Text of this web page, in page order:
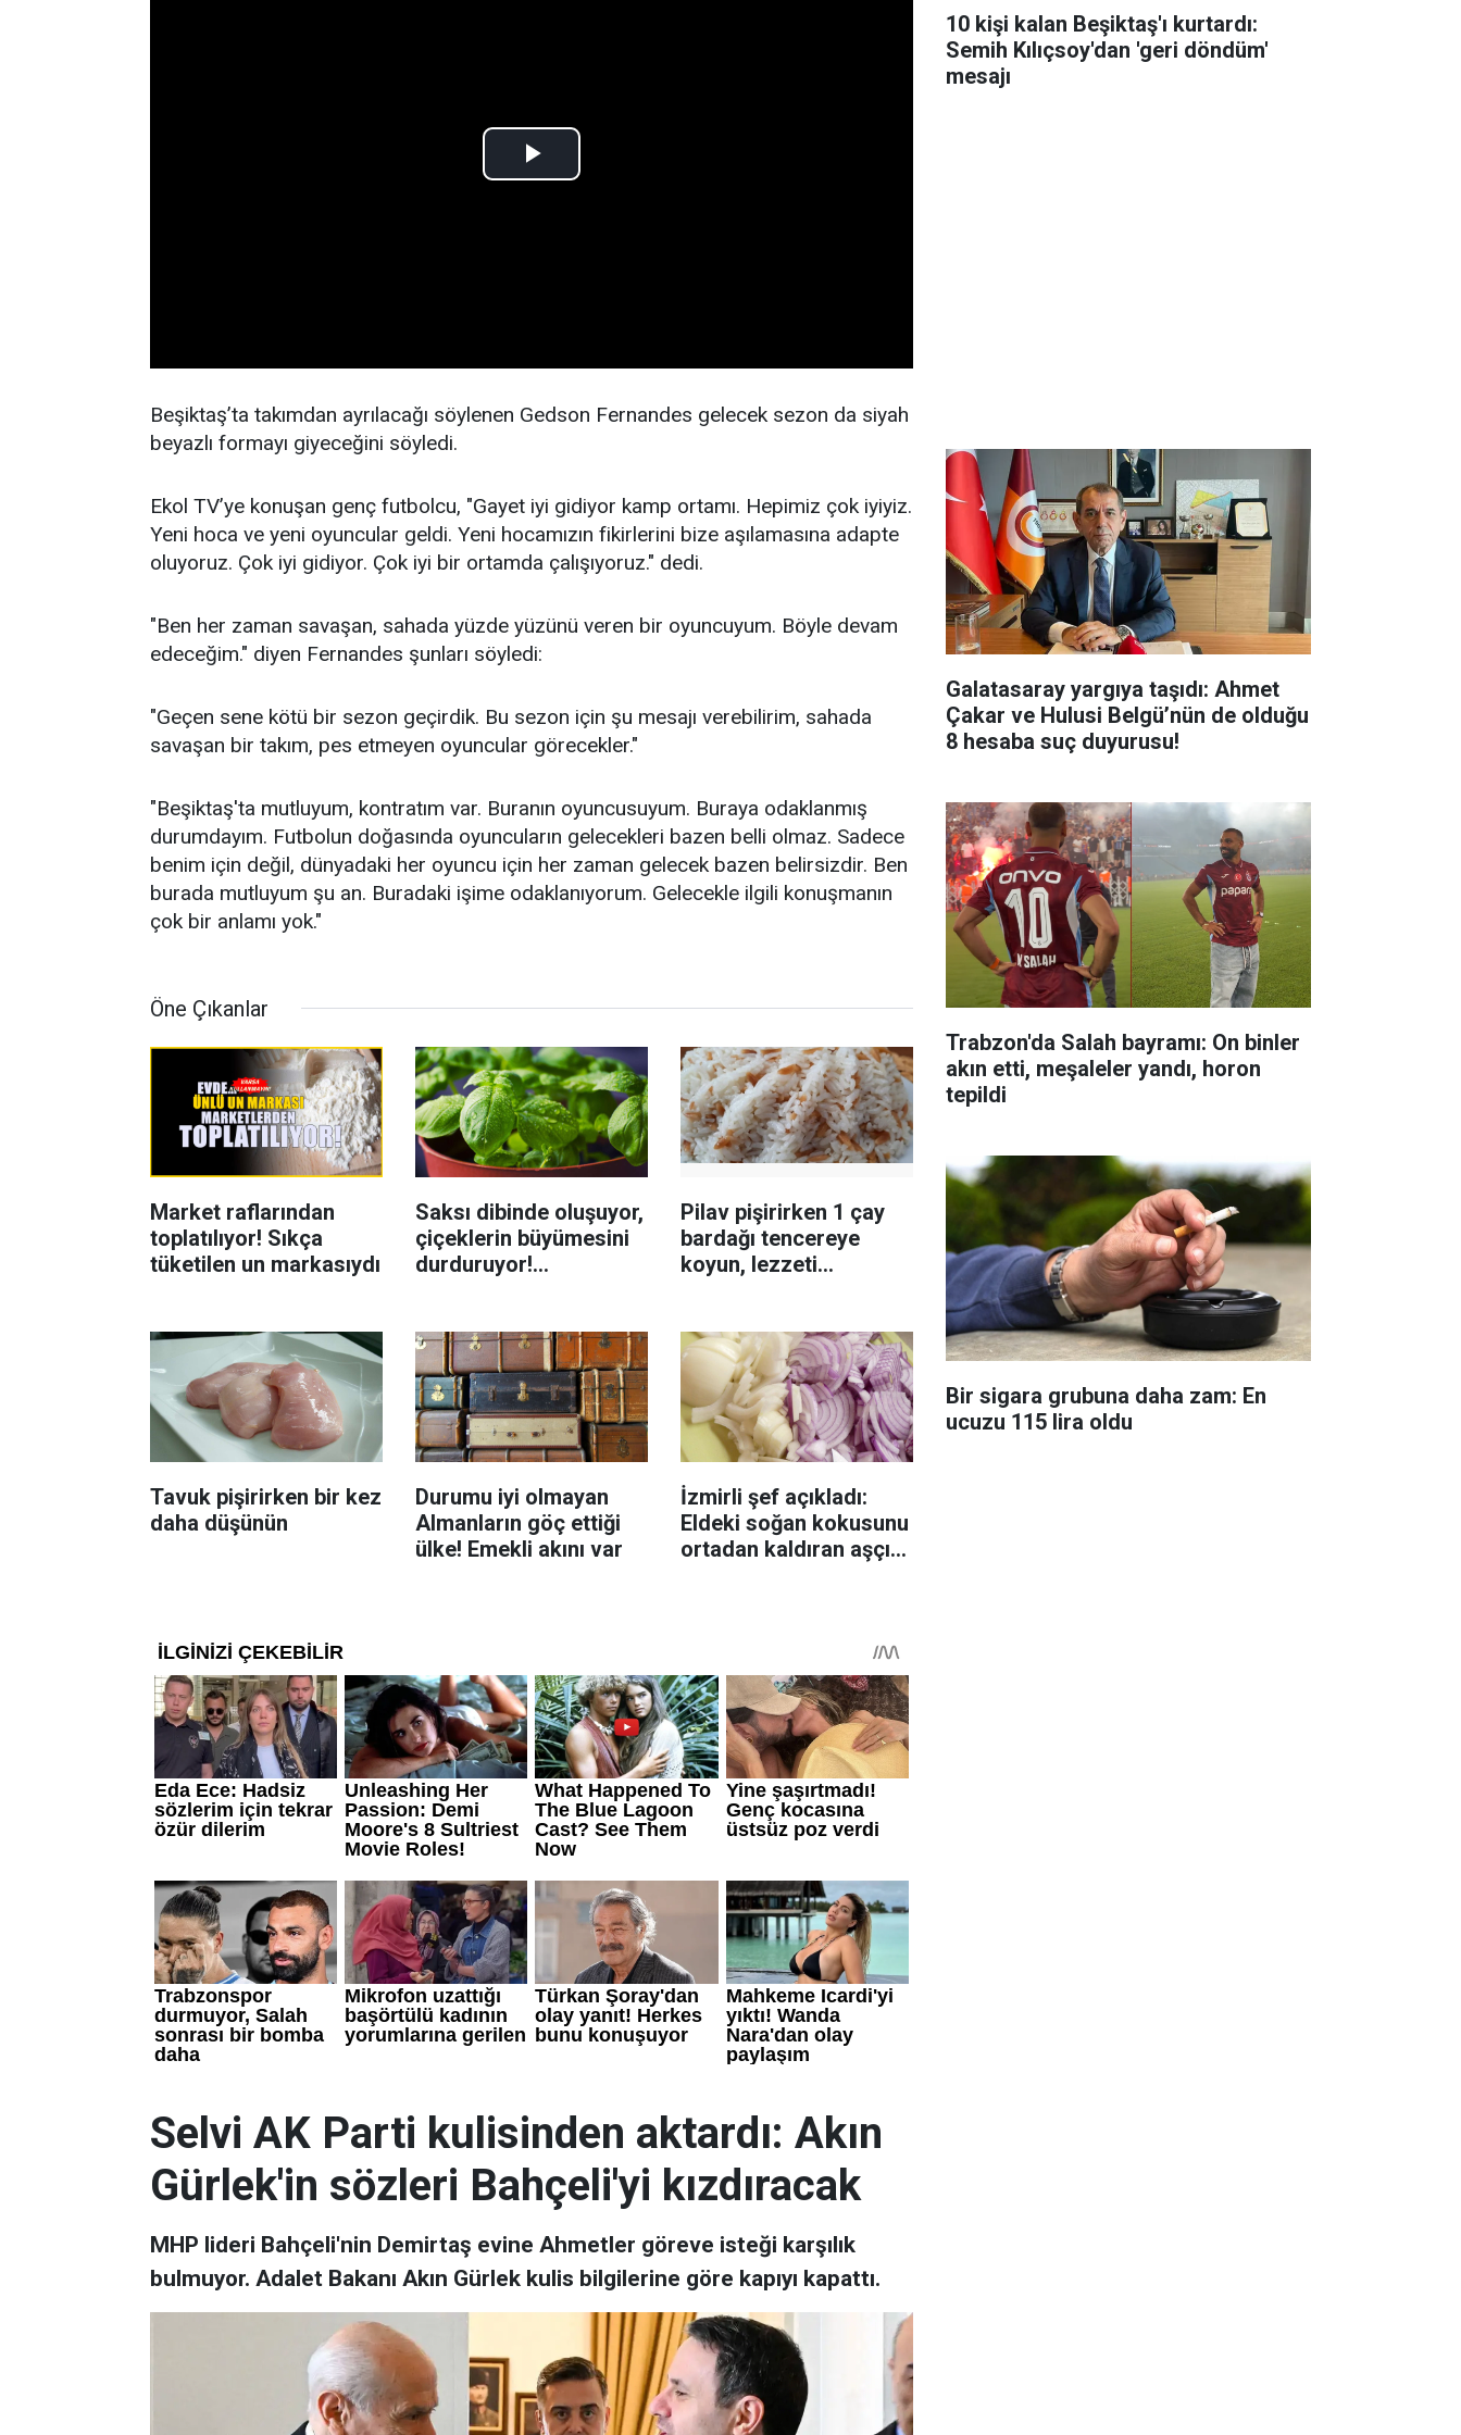
Beşiktaş’ta takımdan ayrılacağı söylenen Gedson Fernandes gelecek sezon da siyah
beyazlı formayı giyeceğini söyledi.
Ekol TV’ye konuşan genç futbolcu, "Gayet iyi gidiyor kamp ortamı. Hepimiz çok iyiyiz.
Yeni hoca ve yeni oyuncular geldi. Yeni hocamızın fikirlerini bize aşılamasına adapte
oluyoruz. Çok iyi gidiyor. Çok iyi bir ortamda çalışıyoruz." dedi.
"Ben her zaman savaşan, sahada yüzde yüzünü veren bir oyuncuyum. Böyle devam
edeceğim." diyen Fernandes şunları söyledi:
"Geçen sene kötü bir sezon geçirdik. Bu sezon için şu mesajı verebilirim, sahada
savaşan bir takım, pes etmeyen oyuncular görecekler."
"Beşiktaş'ta mutluyum, kontratım var. Buranın oyuncusuyum. Buraya odaklanmış
durumdayım. Futbolun doğasında oyuncuların gelecekleri bazen belli olmaz. Sadece
benim için değil, dünyadaki her oyuncu için her zaman gelecek bazen belirsizdir. Ben
burada mutluyum şu an. Buradaki işime odaklanıyorum. Gelecekle ilgili konuşmanın
çok bir anlamı yok."
Öne Çıkanlar
Market raflarından
toplatılıyor! Sıkça
tüketilen un markasıydı
Saksı dibinde oluşuyor,
çiçeklerin büyümesini
durduruyor!
Pilav pişirirken 1 çay
bardağı tencereye
koyun, lezzeti
Tavuk pişirirken bir kez
daha düşünün
Durumu iyi olmayan
Almanların göç ettiği
ülke! Emekli akını var
İzmirli şef açıkladı:
Eldeki soğan kokusunu
ortadan kaldıran aşçı
10 kişi kalan Beşiktaş'ı kurtardı:
Semih Kılıçsoy'dan 'geri döndüm'
mesajı
Galatasaray yargıya taşıdı: Ahmet
Çakar ve Hulusi Belgü’nün de olduğu
8 hesaba suç duyurusu!
Trabzon'da Salah bayramı: On binler
akın etti, meşaleler yandı, horon
tepildi
Bir sigara grubuna daha zam: En
ucuzu 115 lira oldu
Selvi AK Parti kulisinden aktardı: Akın
Gürlek'in sözleri Bahçeli'yi kızdıracak
MHP lideri Bahçeli'nin Demirtaş evine Ahmetler göreve isteği karşılık
bulmuyor. Adalet Bakanı Akın Gürlek kulis bilgilerine göre kapıyı kapattı.